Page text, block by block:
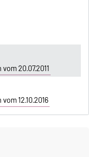
20.07.2011
12.10.2016